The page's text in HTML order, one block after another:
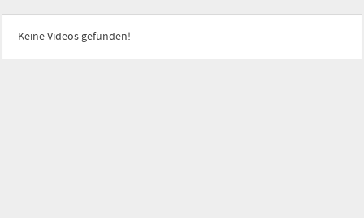
Keine Videos gefunden!